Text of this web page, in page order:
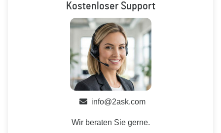
Kostenloser Support
info@2ask.com
Wir beraten Sie gerne.